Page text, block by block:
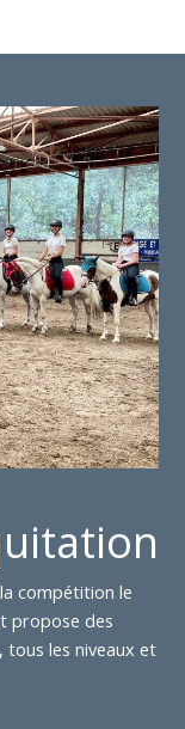
compétition le
propose des
les niveaux et